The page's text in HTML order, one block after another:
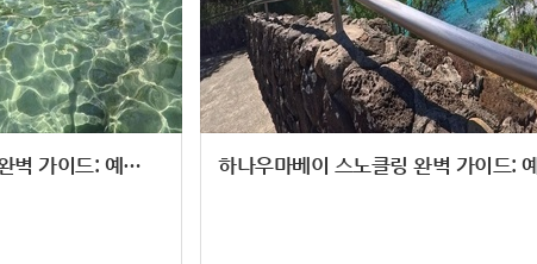
하나우마 베이 스노클링 완벽 가이드: 예약부터 투어 일정까지